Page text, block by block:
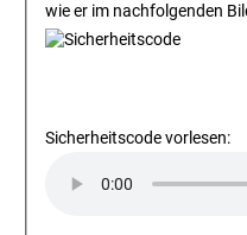
wie er im nachfolgenden
Sicherheitscode vorlesen: